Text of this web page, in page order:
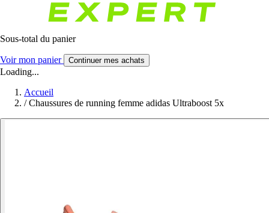
Sous-total du panier
Voir mon panier Continuer mes achats
Loading...
Accueil
/ Chaussures de running femme adidas Ultraboost 5x